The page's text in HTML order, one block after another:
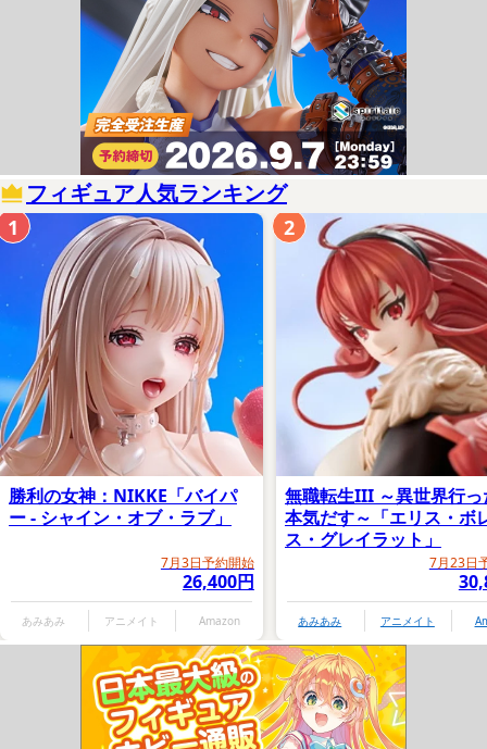
フィギュア人気ランキング
勝利の女神：NIKKE「バイパ
ー - シャイン・オブ・ラブ」
7月3日予約開始
26,400円
あみあみ アニメイト Amazon
1
無職転生III ～異世界行っ
本気だす～「エリス・ボ
ス・グレイラット」
7月23日
あみあみ アニメイト
2